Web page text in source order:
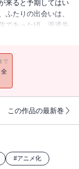
来ると予期してはい
ふたりの出会いは、
であった頃、派遣先
れ、傷心の彼女をコ
で
全
この作品の最新巻
#アニメ化